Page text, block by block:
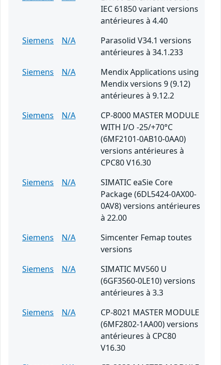
IEC 61850 variant versions
antérieures à 4.40
Siemens
N/A
Parasolid V34.1 versions
antérieures à 34.1.233
Siemens
N/A
Mendix Applications using
Mendix versions 9 (9.12)
antérieures à 9.12.2
Siemens
N/A
CP-8000 MASTER MODULE
WITH I/O -25/+70°C
(6MF2101-0AB10-0AA0)
versions antérieures à
CPC80 V16.30
Siemens
N/A
SIMATIC eaSie Core
Package (6DL5424-0AX00-
0AV8) versions antérieures
à 22.00
Siemens
N/A
Simcenter Femap toutes
versions
Siemens
N/A
SIMATIC MV560 U
(6GF3560-0LE10) versions
antérieures à 3.3
Siemens
N/A
CP-8021 MASTER MODULE
(6MF2802-1AA00) versions
antérieures à CPC80
V16.30